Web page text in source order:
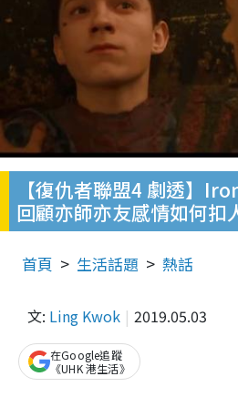
【復仇者聯盟4 劇透】
回顧亦師亦友感情如何扣
首頁 生活話題 熱話
文: Ling Kwok 2019.05.03
在Google追蹤
《UHK 港生活》